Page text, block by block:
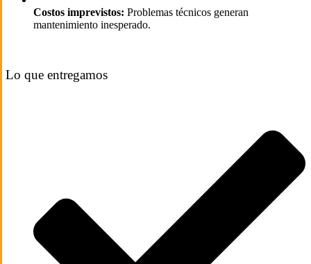
Costos imprevistos: Problemas técnicos generan
mantenimiento inesperado.
Lo que entregamos